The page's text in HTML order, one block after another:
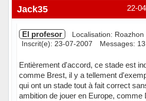
Hors ligne 22-
Jack35
El profesor
Localisation: Roazhon
Inscrit(e): 23-07-2007
Messages:
Entièrement d'accord, ce stade est
comme Brest, il y a tellement
qui ont un stade tout à fait correct
ambition de jouer en Europe, comme